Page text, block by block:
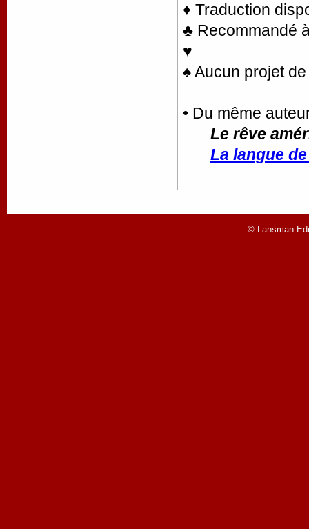
♦ Traduction
♣ Recommandé
♥
♠ Aucun projet
• Du même
Le rêve
La langue
© Lansman